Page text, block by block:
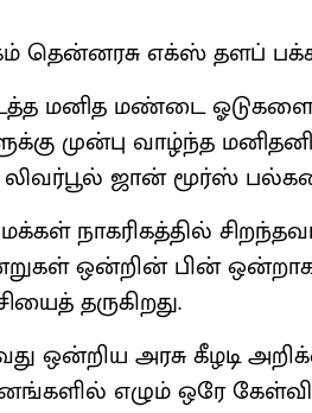
எக்ஸ் தளப்
மனித மண்டை
முன்பு வாழ்ந்த
ஜான் மூர்ஸ்
மக்கள் நாகரிகத்தில்
ஒன்றின் பின் ஒன்றாக
தருகிறது.
ஒன்றிய அரசு கீழடி
எழும் ஒரே